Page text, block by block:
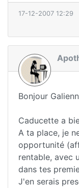
17-12-2007 12:29
Bonjour
Caducette a
A ta place, je
opportunité
rentable, avec
dans tes
J'en serais